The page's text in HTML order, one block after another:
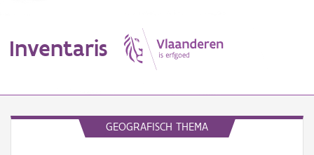
Inventaris
GEOGRAFISCH THEMA